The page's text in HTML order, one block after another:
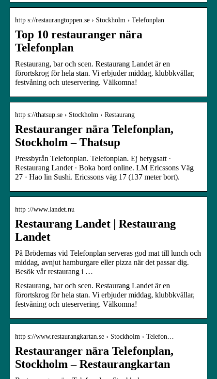
http s://restaurangtoppen.se › Stockholm › Telefonplan
Top 10 restauranger nära
Telefonplan
Restaurang, bar och scen. Restaurang Landet är en
förortskrog för hela stan. Vi erbjuder middag, klubbkvällar,
festvåning och uteservering. Välkomna!
http s://thatsup.se › Stockholm › Restaurang
Restauranger nära Telefonplan,
Stockholm – Thatsup
Pressbyrån Telefonplan. Telefonplan. Ej betygsatt ·
Restaurang Landet · Boka bord online. LM Ericssons Väg
27 · Hao lin Sushi. Ericssons väg 17 (137 meter bort).
http ://www.landet.nu
Restaurang Landet | Restaurang
Landet
På Brödernas vid Telefonplan serveras god mat till lunch och
middag, avnjut hamburgare eller pizza när det passar dig.
Besök vår restaurang i …
Restaurang, bar och scen. Restaurang Landet är en
förortskrog för hela stan. Vi erbjuder middag, klubbkvällar,
festvåning och uteservering. Välkomna!
http s://www.restaurangkartan.se › Stockholm › Telefon…
Restauranger nära Telefonplan,
Stockholm – Restaurangkartan